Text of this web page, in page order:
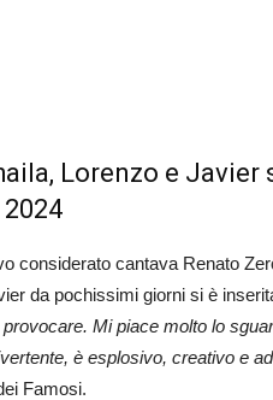
Lorenzo e Javier
considerato cantava Renato
da pochissimi giorni si è
Mi piace molto lo
è esplosivo, creativo e
Famosi.